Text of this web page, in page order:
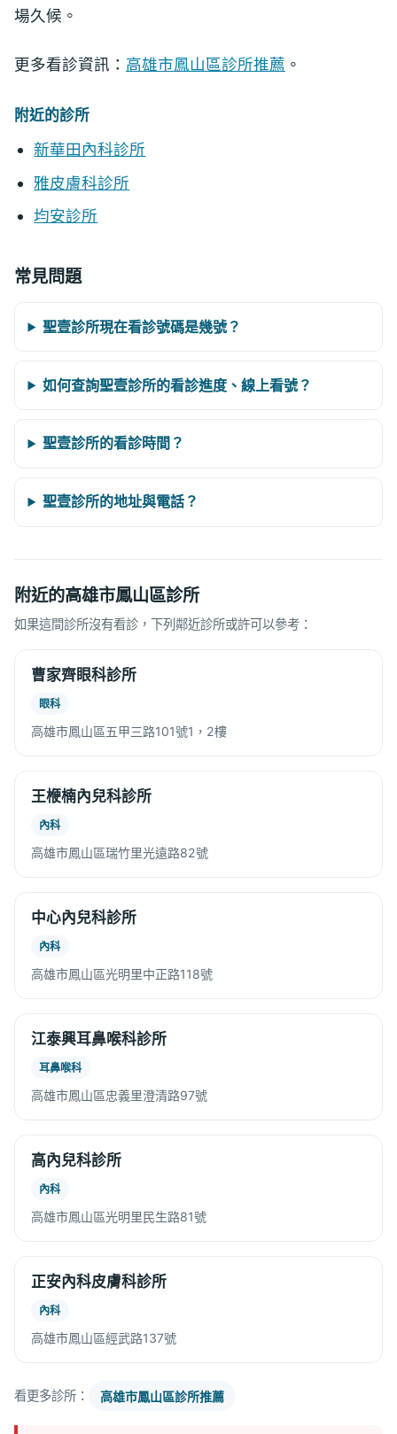
場久候。
更多看診資訊： 高雄市鳳山區診所推薦 。
附近的診所
新華田內科診所
雅皮膚科診所
均安診所
常見問題
聖壹診所現在看診號碼是幾號？
如何查詢聖壹診所的看診進度、線上看號？
聖壹診所的看診時間？
聖壹診所的地址與電話？
附近的高雄市鳳山區診所
如果這間診所沒有看診，下列鄰近診所或許可以參考：
曹家齊眼科診所
眼科
高雄市鳳山區五甲三路101號1，2樓
王楩楠內兒科診所
內科
高雄市鳳山區瑞竹里光遠路82號
中心內兒科診所
內科
高雄市鳳山區光明里中正路118號
江泰興耳鼻喉科診所
耳鼻喉科
高雄市鳳山區忠義里澄清路97號
高內兒科診所
內科
高雄市鳳山區光明里民生路81號
正安內科皮膚科診所
內科
高雄市鳳山區經武路137號
看更多診所： 高雄市鳳山區診所推薦